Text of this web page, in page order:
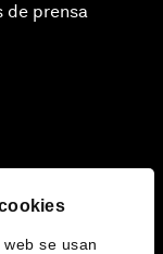
se usan
de prensa